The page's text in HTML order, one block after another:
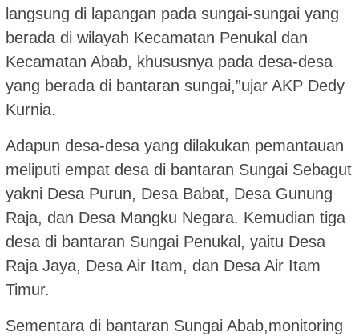
langsung di lapangan pada sungai-sungai yang
berada di wilayah Kecamatan Penukal dan
Kecamatan Abab, khususnya pada desa-desa
yang berada di bantaran sungai,”ujar AKP Dedy
Kurnia.
Adapun desa-desa yang dilakukan pemantauan
meliputi empat desa di bantaran Sungai Sebagut
yakni Desa Purun, Desa Babat, Desa Gunung
Raja, dan Desa Mangku Negara. Kemudian tiga
desa di bantaran Sungai Penukal, yaitu Desa
Raja Jaya, Desa Air Itam, dan Desa Air Itam
Timur.
Sementara di bantaran Sungai Abab,monitoring